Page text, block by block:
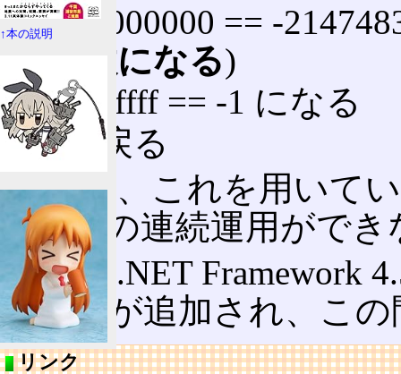
0x80000000 == -
負数になる)
0xffffffff == -1 になる
0 に戻る
従って、これを用いて
日以上の連続運用がで
なお、.NET Framework
パティが追加され、こ
リンク
↑本の説明